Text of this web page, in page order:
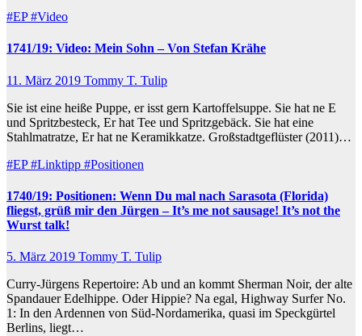
#EP#Video
1741/19: Video: Mein Sohn – Von Stefan Krähe
11. März 2019 Tommy T. Tulip
Sie ist eine heiße Puppe, er isst gern Kartoffelsuppe. Sie hat ne E
und Spritzbesteck, Er hat Tee und Spritzgebäck. Sie hat eine
Stahlmatratze, Er hat ne Keramikkatze. Großstadtgeflüster (2011)…
#EP#Linktipp #Positionen
1740/19: Positionen: Wenn Du mal nach Sarasota (Florida)
fliegst, grüß mir den Jürgen – It’s me not sausage! It’s not the
Wurst talk!
5. März 2019 Tommy T. Tulip
Curry-Jürgens Repertoire: Ab und an kommt Sherman Noir, der alte
Spandauer Edelhippe. Oder Hippie? Na egal, Highway Surfer No.
1: In den Ardennen von Süd-Nordamerika, quasi im Speckgürtel
Berlins, liegt…